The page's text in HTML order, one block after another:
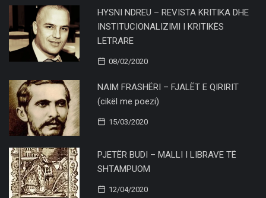
HYSNI NDREU – REVISTA KRITIKA DHE
INSTITUCIONALIZIMI I KRITIKËS
LETRARE
08/02/2020
NAIM FRASHËRI – FJALËT E QIRIRIT
(cikël me poezi)
15/03/2020
PJETËR BUDI – MALLI I LIBRAVE TË
SHTAMPUOM
12/04/2020